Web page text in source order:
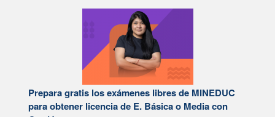
Prepara gratis los exámenes libres de MINEDUC
para obtener licencia de E. Básica o Media con